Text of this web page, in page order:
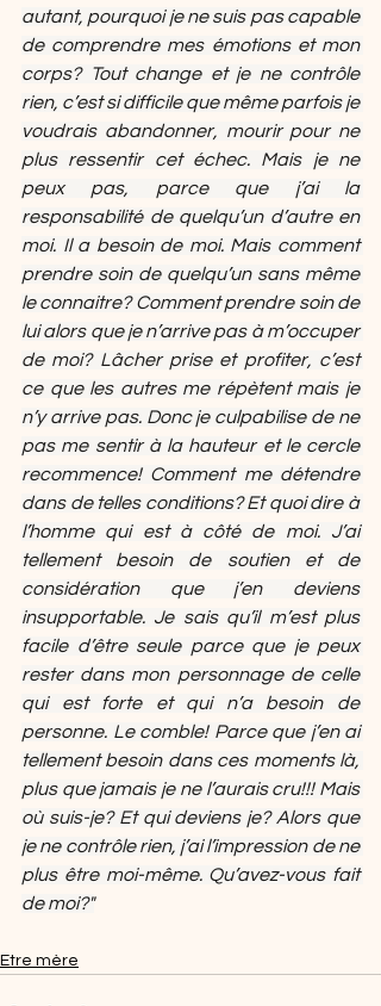
autant, pourquoi je ne suis pas capable
de comprendre mes émotions et mon
corps? Tout change et je ne contrôle
rien, c’est si difficile que même parfois je
voudrais abandonner, mourir pour ne
plus ressentir cet échec. Mais je ne
peux pas, parce que j’ai la
responsabilité de quelqu’un d’autre en
moi. Il a besoin de moi. Mais comment
prendre soin de quelqu’un sans même
le connaitre? Comment prendre soin de
lui alors que je n’arrive pas à m’occuper
de moi? Lâcher prise et profiter, c’est
ce que les autres me répètent mais je
n’y arrive pas. Donc je culpabilise de ne
pas me sentir à la hauteur et le cercle
recommence! Comment me détendre
dans de telles conditions? Et quoi dire à
l’homme qui est à côté de moi. J’ai
tellement besoin de soutien et de
considération que j’en deviens
insupportable. Je sais qu’il m’est plus
facile d’être seule parce que je peux
rester dans mon personnage de celle
qui est forte et qui n’a besoin de
personne. Le comble! Parce que j’en ai
tellement besoin dans ces moments là,
plus que jamais je ne l’aurais cru!!! Mais
où suis-je? Et qui deviens je? Alors que
je ne contrôle rien, j’ai l’impression de ne
plus être moi-même. Qu’avez-vous fait
de moi?"
Etre mère